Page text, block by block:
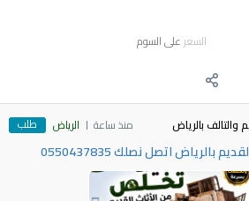
السعر على السوم
والتالف بالرياض منذ ساعة الرياض طلب
بالرياض اتصل نصلك 0550437835